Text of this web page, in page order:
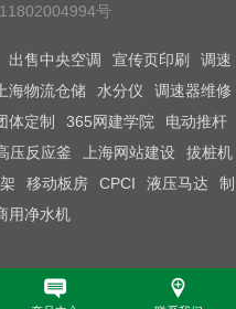
号
出售中央空调 宣传页印刷
调速
上海物流仓储 水分仪
调速器维修
体定制 365网建学院
电动推杆
压反应釜 上海网站建设
拔桩机
移动板房 CPCI 液压马达
制
用净水机